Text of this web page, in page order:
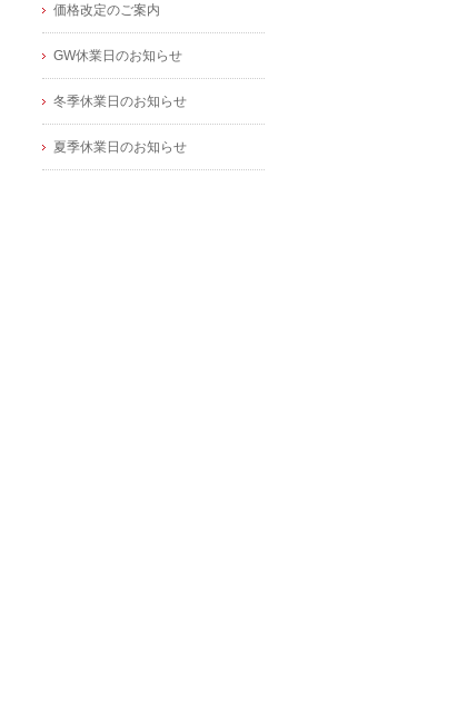
価格改定のご案内
GW休業日のお知らせ
冬季休業日のお知らせ
夏季休業日のお知らせ